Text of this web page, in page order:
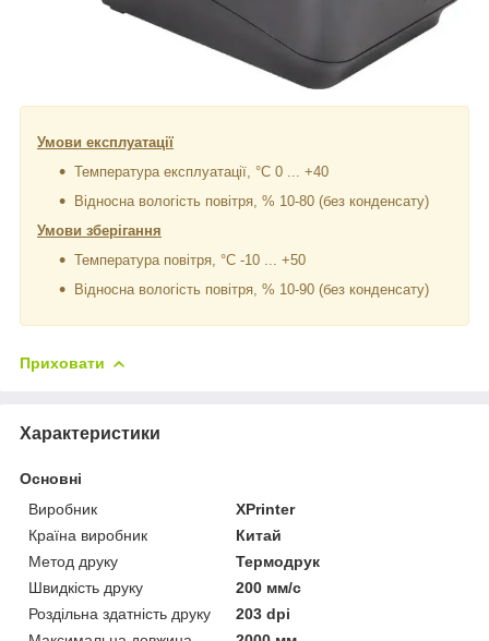
Умови експлуатації
Температура експлуатації, °С 0 ... +40
Відносна вологість повітря, % 10-80 (без конденсату)
Умови зберігання
Температура повітря, °С -10 ... +50
Відносна вологість повітря, % 10-90 (без конденсату)
Приховати
Характеристики
Основні
Виробник
XPrinter
Країна виробник
Китай
Метод друку
Термодрук
Швидкість друку
200 мм/с
Роздільна здатність друку
203 dpi